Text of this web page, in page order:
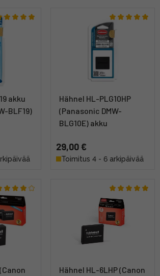
akku
BLF19)
Hähnel HL-PLG10HP
(Panasonic DMW-
BLG10E) akku
29,00 €
Toimitus 4 - 6 arkipäivää
Hähnel HL-6LHP (Canon